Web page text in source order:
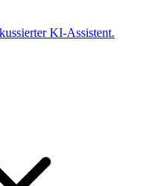
KI-Assistent.